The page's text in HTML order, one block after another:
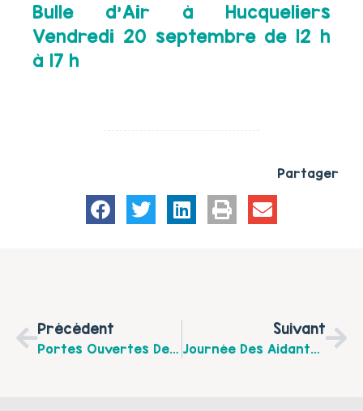
Bulle d’Air à Hucqueliers
Vendredi 20 septembre de 12 h
à 17 h
Partager
Précédent
Portes Ouvertes De La P’tite Bulle D’Air À Hucqueliers Vendredi 20 Septembre De 12 H À 17 H
Suivant
Journée Des Aidants En Montreuillois Samedi 5 Octobre 2019 De 9 H À 17 H À Montreuil Sur Mer